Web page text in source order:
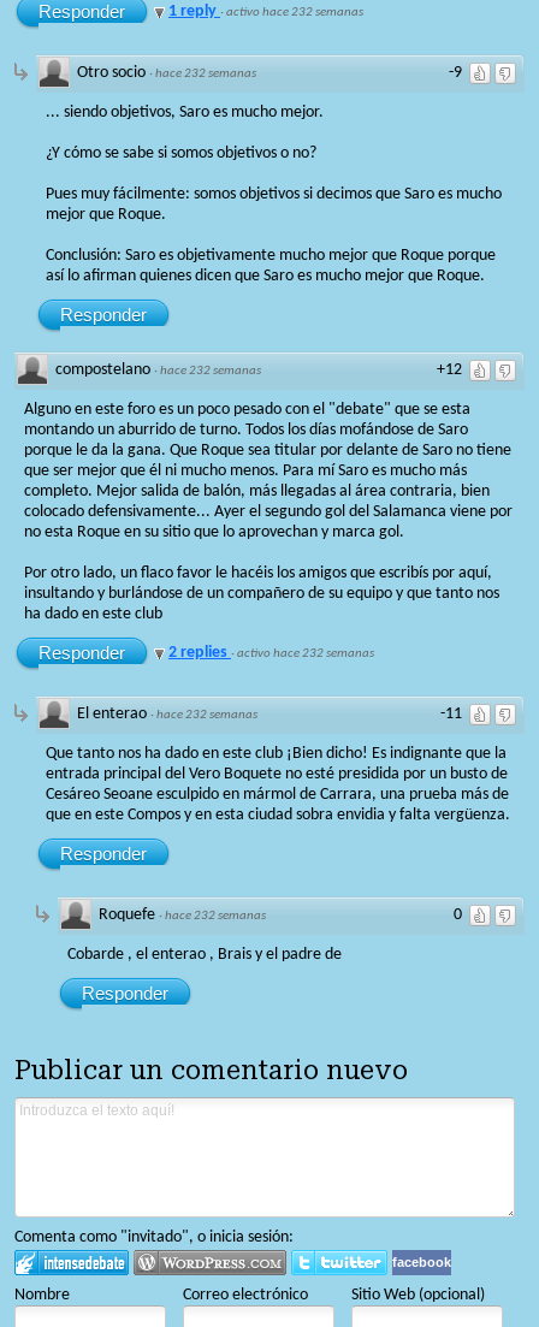
Responder 1 reply ·activo hace 232 semanas
-9
Otro socio ·hace 232 semanas
... siendo objetivos, Saro es mucho mejor.
¿Y cómo se sabe si somos objetivos o no?
Pues muy fácilmente: somos objetivos si decimos que Saro es mucho
mejor que Roque.
Conclusión: Saro es objetivamente mucho mejor que Roque porque
así lo afirman quienes dicen que Saro es mucho mejor que Roque.
Responder
+12
compostelano ·hace 232 semanas
Alguno en este foro es un poco pesado con el "debate" que se esta
montando un aburrido de turno. Todos los días mofándose de Saro
porque le da la gana. Que Roque sea titular por delante de Saro no tiene
que ser mejor que él ni mucho menos. Para mí Saro es mucho más
completo. Mejor salida de balón, más llegadas al área contraria, bien
colocado defensivamente... Ayer el segundo gol del Salamanca viene por
no esta Roque en su sitio que lo aprovechan y marca gol.
Por otro lado, un flaco favor le hacéis los amigos que escribís por aquí,
insultando y burlándose de un compañero de su equipo y que tanto nos
ha dado en este club
Responder 2 replies ·activo hace 232 semanas
-11
El enterao ·hace 232 semanas
Que tanto nos ha dado en este club ¡Bien dicho! Es indignante que la
entrada principal del Vero Boquete no esté presidida por un busto de
Cesáreo Seoane esculpido en mármol de Carrara, una prueba más de
que en este Compos y en esta ciudad sobra envidia y falta vergüenza.
Responder
0
Roquefe ·hace 232 semanas
Cobarde , el enterao , Brais y el padre de
Responder
Publicar un comentario nuevo
Comenta como "invitado", o inicia sesión:
facebook
Nombre Correo electrónico Sitio Web (opcional)